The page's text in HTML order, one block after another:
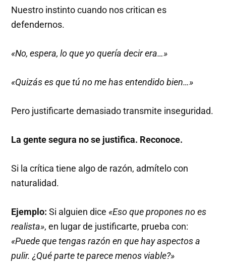
Nuestro instinto cuando nos critican es
defendernos.
«No, espera, lo que yo quería decir era…»
«Quizás es que tú no me has entendido bien…»
Pero justificarte demasiado transmite inseguridad.
La gente segura no se justifica. Reconoce.
Si la crítica tiene algo de razón, admítelo con
naturalidad.
Ejemplo: Si alguien dice«Eso que propones no es
realista», en lugar de justificarte, prueba con:
«Puede que tengas razón en que hay aspectos a
pulir. ¿Qué parte te parece menos viable?»